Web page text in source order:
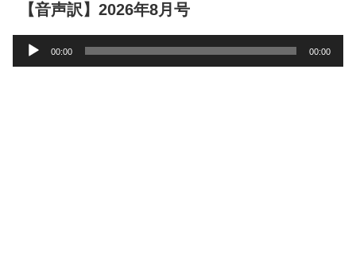
【音声訳】2026年8月号
声
00:00 00:00